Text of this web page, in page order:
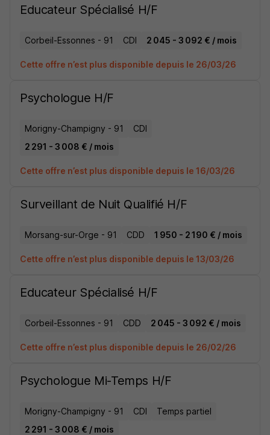
Educateur Spécialisé H/F
Corbeil-Essonnes - 91 CDI 2 045 - 3 092 € / mois
Cette offre n’est plus disponible depuis le 26/03/26
Psychologue H/F
Morigny-Champigny - 91
CDI
2 291 - 3 008 € / mois
Cette offre n’est plus disponible depuis le 16/03/26
Surveillant de Nuit Qualifié H/F
Morsang-sur-Orge - 91 CDD 1 950 - 2 190 € / mois
Cette offre n’est plus disponible depuis le 13/03/26
Educateur Spécialisé H/F
Corbeil-Essonnes - 91 CDD 2 045 - 3 092 € / mois
Cette offre n’est plus disponible depuis le 26/02/26
Psychologue Mi-Temps H/F
Morigny-Champigny - 91 CDI
Temps partiel
2 291 - 3 008 € / mois